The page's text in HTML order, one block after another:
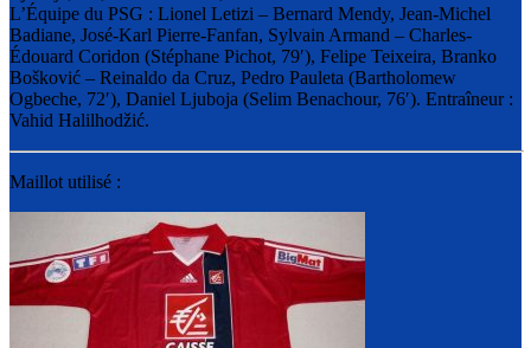
L’Équipe du PSG : Lionel Letizi – Bernard Mendy, Jean-Michel
Badiane, José-Karl Pierre-Fanfan, Sylvain Armand – Charles-
Édouard Coridon (Stéphane Pichot, 79′), Felipe Teixeira, Branko
Bošković – Reinaldo da Cruz, Pedro Pauleta (Bartholomew
Ogbeche, 72′), Daniel Ljuboja (Selim Benachour, 76′). Entraîneur :
Vahid Halilhodžić.
Maillot utilisé :